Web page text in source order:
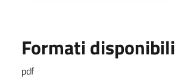
Formati disponibili
pdf